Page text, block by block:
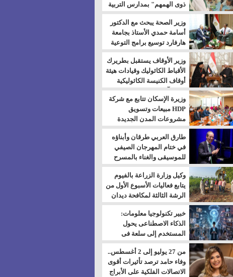
ذوى الهمهم" بمدارس التربية
الخاصة بالسويس
وزير الصحة يبحث مع الدكتور
أسامة حمدي الأستاذ بجامعة
هارفارد توسيع برامج التوعية
بمرض السكري
وزير الأوقاف يستقبل بطريرك
الأقباط الكاثوليك وقيادات هيئة
أوقاف الكنيسة الكاثوليكية
لبحث آفاق التعاون المشترك
وزيرة الإسكان تتابع مع شركة
HDP مبيعات وتسويق
مشروعات المدن الجديدة
طارق العربي طرقان وأبناؤه
في ختام المهرجان الصيفي
للموسيقى والغناء بالمسرح
المكشوف
وكيل وزارة الزراعة بالفيوم
يتابع فعاليات الأسبوع الأول من
الرشة الثالثة لمكافحة ديدان
اللوز للقطن
خبير تكنولوجيا معلومات:
الذكاء الاصطناعى يحول
المستخدم إلى سلعة فى
اقتصاد الانتباه
من 27 يوليو إلى 2 أغسطس..
وفاء حامد ترصد تأثيرات أقوى
الاتصالات الفلكية على الأبراج